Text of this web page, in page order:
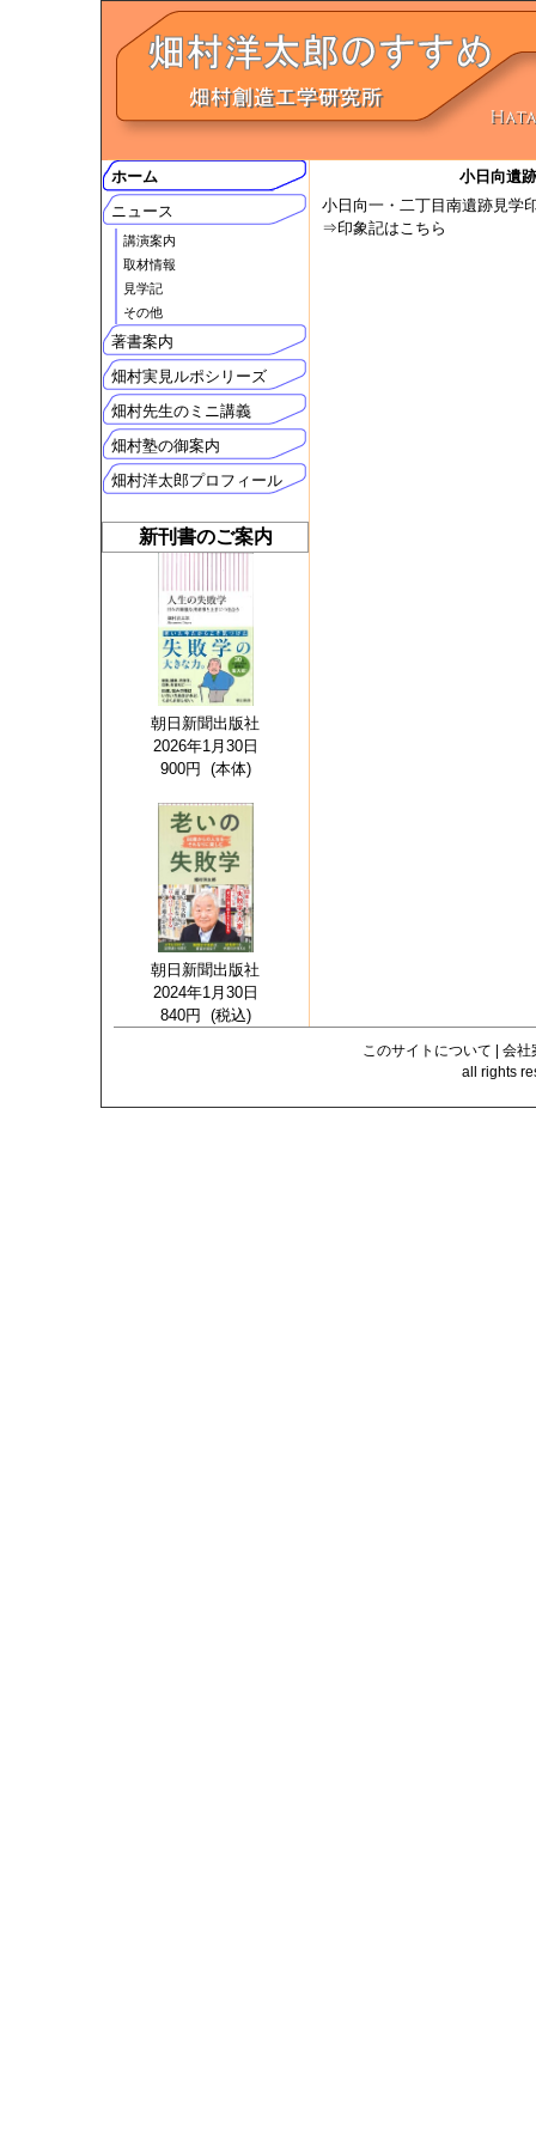
ホーム
ニュース
講演案内
取材情報
見学記
その他
著書案内
畑村実見ルポシリーズ
畑村先生のミニ講義
畑村塾の御案内
畑村洋太郎プロフィール
新刊書のご案内
朝日新聞出版社
2026年1月30日
900円 (本体)
朝日新聞出版社
2024年1月30日
840円 (税込)
小日向遺
小日向一・二丁目南遺跡見学
⇒印象記はこちら
このサイトについて | 会社
all rights